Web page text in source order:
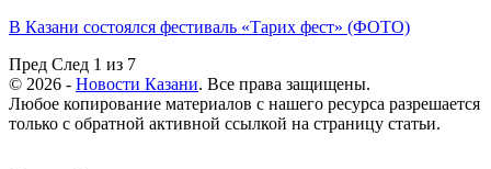
В Казани состоялся фестиваль «Тарих фест» (ФОТО)
Пред След 1 из 7
© 2026 - Новости Казани. Все права защищены.
Любое копирование материалов с нашего ресурса разрешается
только с обратной активной ссылкой на страницу статьи.